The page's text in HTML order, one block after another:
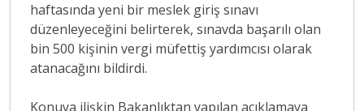
haftasında yeni bir meslek giriş sınavı
düzenleyeceğini belirterek, sınavda başarılı olan
bin 500 kişinin vergi müfettiş yardımcısı olarak
atanacağını bildirdi.
Konuya ilişkin Bakanlıktan yapılan açıklamaya